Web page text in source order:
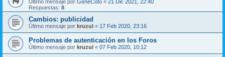
Último mensaje por GeneCoto « 21 Dic 2021, 22:40
Respuestas: 8
Cambios: publicidad
Último mensaje por kruzul « 17 Feb 2020, 23:16
Problemas de autenticación en los Foros
Último mensaje por kruzul « 07 Feb 2020, 10:12